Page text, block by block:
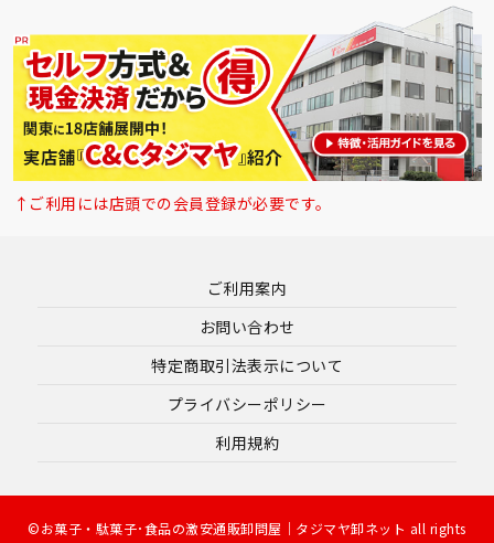
↑ご利用には店頭での会員登録が必要です。
ご利用案内
お問い合わせ
特定商取引法表示について
プライバシーポリシー
利用規約
©お菓子・駄菓子･食品の激安通販卸問屋｜タジマヤ卸ネット all rights